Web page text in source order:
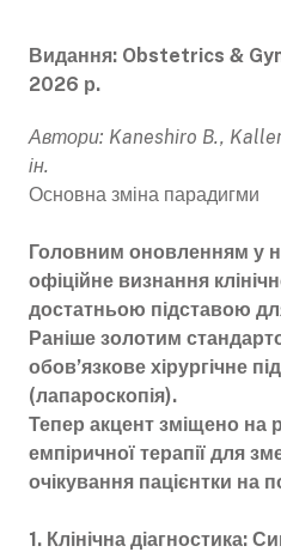
Видання: Obstetrics &
2026 р.
Автори: Kaneshiro B.,
ін.
Основна зміна парадигми
Головним оновленням у
офіційне визнання
достатньою підставою
Раніше золотим
обов’язкове хірургічне
(лапароскопія).
Тепер акцент зміщено на
емпіричної терапії для
очікування пацієнтки на
1. Клінічна діагностика: